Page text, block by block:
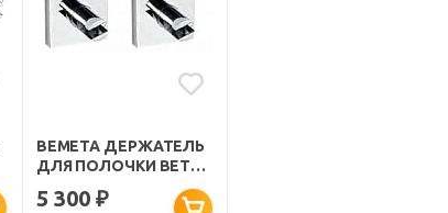
BEMETA ДЕРЖАТЕЛЬ
ДЛЯ ПОЛОЧКИ BETA
5 300 ₽